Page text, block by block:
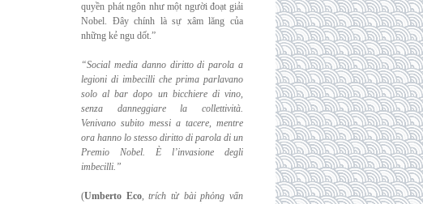
quyền phát ngôn như một người đoạt giải
Nobel. Đây chính là sự xâm lăng của
những kẻ ngu dốt.”
“Social media danno diritto di parola a
legioni di imbecilli che prima parlavano
solo albar dopo un bicchiere di vino,
senza danneggiare la collettività.
Venivano subito messi a tacere, mentre
ora hanno lo stesso diritto di parola di un
Premio Nobel. È l’invasione degli
imbecilli.”
(Umberto Eco,trích từ bài phỏng vấn